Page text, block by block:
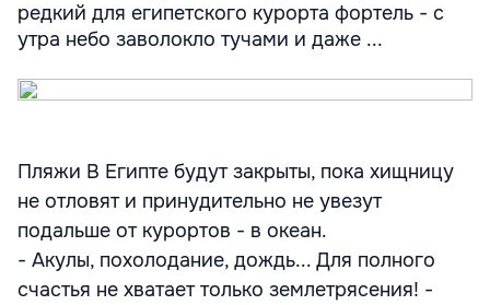
редкий для египетского курорта фортель - с
утра небо заволокло тучами и даже ...
Пляжи В Египте будут закрыты, пока хищницу
не отловят и принудительно не увезут
подальше от курортов - в океан.
- Акулы, похолодание, дождь... Для полного
счастья не хватает только землетрясения! -